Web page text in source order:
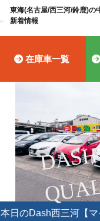
東海(名古屋/西三河/鈴鹿)の
新着情報
在庫車一覧
D
A
S
H
Q
U
A
LI
T
本日のDash西三河【